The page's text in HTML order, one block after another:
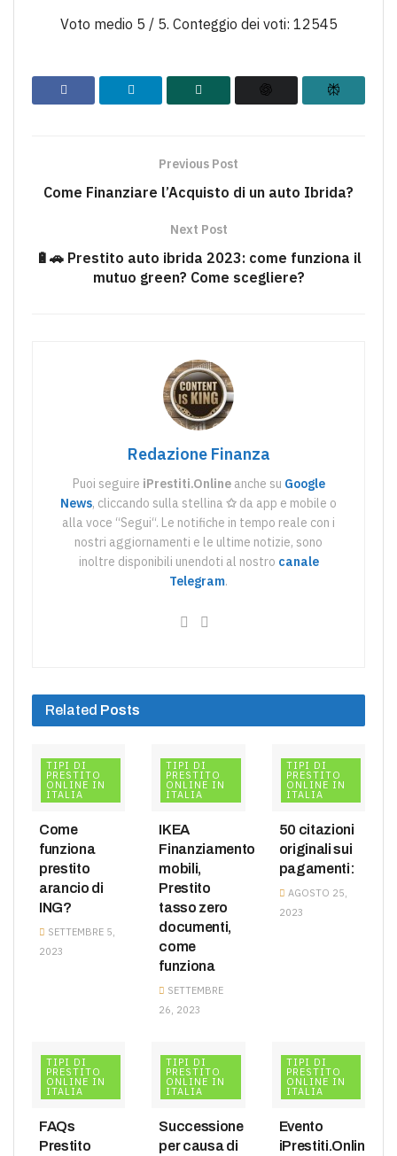
Voto medio 5 / 5. Conteggio dei voti: 12545
Previous Post
Come Finanziare l’Acquisto di un auto Ibrida?
Next Post
🔋🚗 Prestito auto ibrida 2023: come funziona il
mutuo green? Come scegliere?
Redazione Finanza
Puoi seguire iPrestiti.Onlineanche su Google
News, cliccando sulla stellina✩ da app e mobile o
alla voce “Segui“. Le notifiche in tempo reale con i
nostri aggiornamenti e le ultime notizie, sono
inoltre disponibili unendoti al nostro canale
Telegram.
Related Posts
TIPI DI
PRESTITO
ONLINE IN
ITALIA
Come
funziona
prestito
arancio di
ING?
SETTEMBRE 5,
2023
TIPI DI
PRESTITO
ONLINE IN
ITALIA
IKEA
Finanziamento
mobili,
Prestito
tasso zero
documenti,
come
funziona
SETTEMBRE
26, 2023
TIPI DI
PRESTITO
ONLINE IN
ITALIA
50 citazioni
originali sui
pagamenti:
AGOSTO 25,
2023
TIPI DI
PRESTITO
ONLINE IN
ITALIA
FAQs
Prestito
TIPI DI
PRESTITO
ONLINE IN
ITALIA
Successione
per causa di
TIPI DI
PRESTITO
ONLINE IN
ITALIA
Evento
iPrestiti.Online